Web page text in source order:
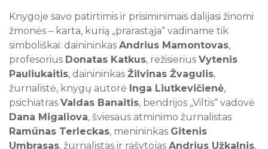
Knygoje savo patirtimis ir prisiminimais dalijasi žinomi
žmonės – karta, kurią „prarastąja“ vadiname tik
simboliškai: dainininkas Andrius Mamontovas,
profesorius Donatas Katkus, režisierius Vytenis
Pauliukaitis, dainininkas Žilvinas Žvagulis,
žurnalistė, knygų autorė Inga Liutkevičienė,
psichiatras Valdas Banaitis, bendrijos „Viltis“ vadovė
Dana Migaliova, šviesaus atminimo žurnalistas
Ramūnas Terleckas, menininkas Gitenis
Umbrasas, žurnalistas ir rašytojas Andrius Užkalnis,